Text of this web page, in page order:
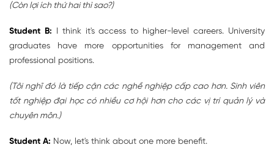
(Còn lợi ích thứ hai thì sao?)
Student B: I think it's access to higher-level careers. University
graduates have more opportunities for management and
professional positions.
(Tôi nghĩ đó là tiếp cận các nghề nghiệp cấp cao hơn. Sinh viên
tốt nghiệp đại học có nhiều cơ hội hơn cho các vị trí quản lý và
chuyên môn.)
Student A: Now, let's think about one more benefit.